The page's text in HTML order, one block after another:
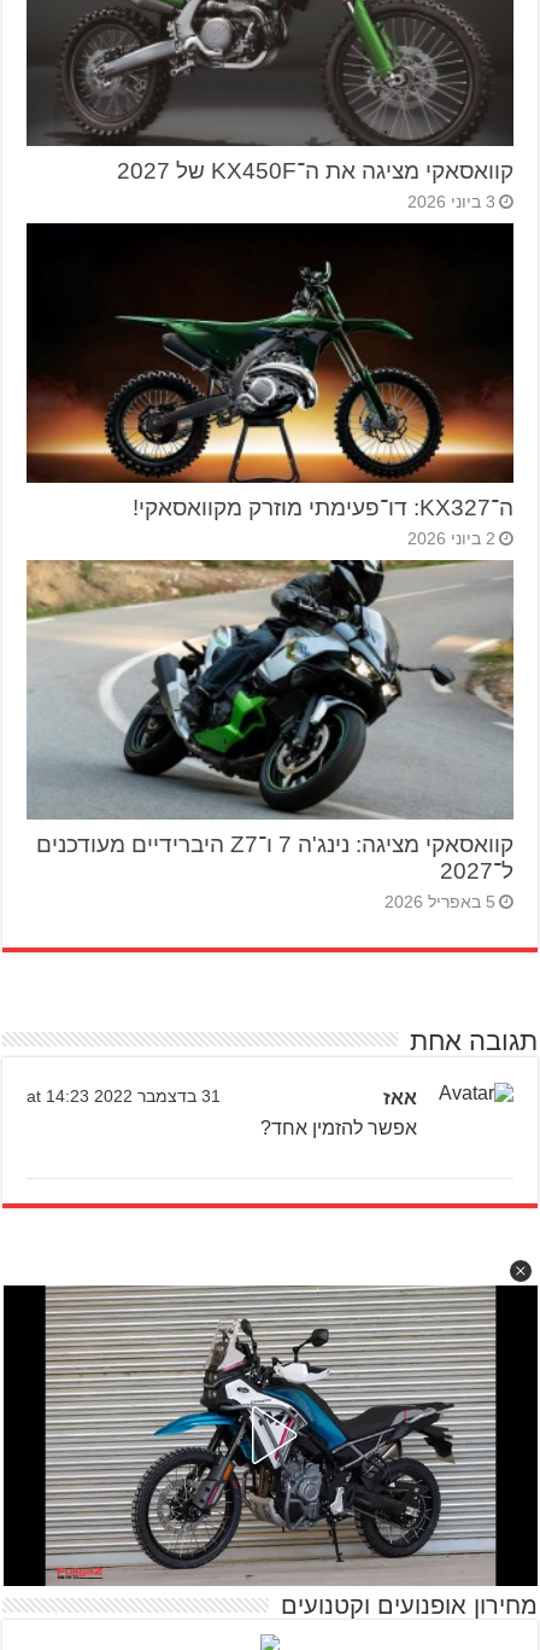
קוואסאקי מציגה את ה־KX450F של 2027
3 ביוני 2026
ה־KX327: דו־פעימתי מוזרק מקוואסאקי!
2 ביוני 2026
קוואסאקי מציגה: נינג'ה 7 ו־Z7 היברידיים מעודכנים
ל־2027
5 באפריל 2026
תגובה אחת
אאז 31 בדצמבר 2022 at 14:23
אפשר להזמין אחד?
מחירון אופנועים וקטנועים